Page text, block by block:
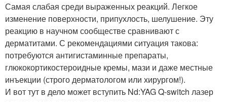
Самая слабая среди выраженных реакций. Легкое
изменение поверхности, припухлость, шелушение. Эту
реакцию в научном сообществе сравнивают с
дерматитами. С рекомендациями ситуация такова:
потребуются антигистаминные препараты,
глюкокортикостероидные кремы, мази и даже местные
инъекции (строго дерматологом или хирургом!).
И вот тут в дело может вступить Nd:YAG Q-switch лазер